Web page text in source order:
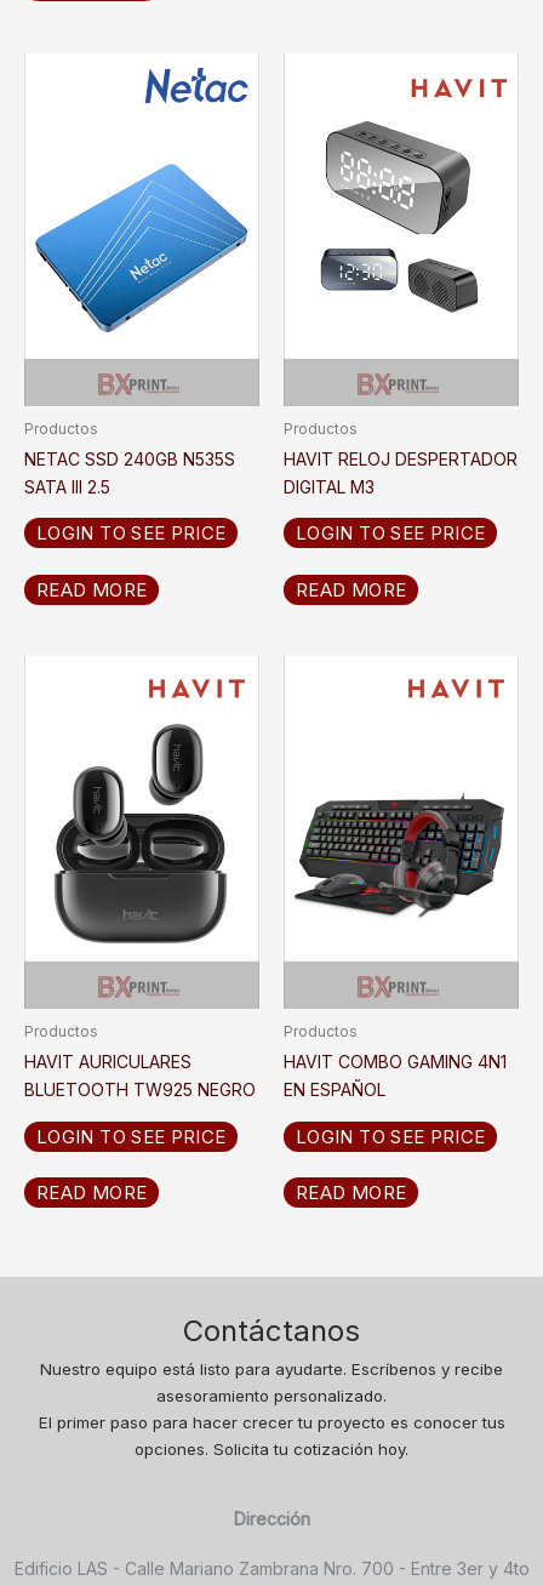
Productos
NETAC SSD 240GB N535S
SATA III 2.5
LOGIN TO SEE PRICE
READ MORE
Productos
HAVIT RELOJ DESPERTADOR
DIGITAL M3
LOGIN TO SEE PRICE
READ MORE
Productos
HAVIT AURICULARES
BLUETOOTH TW925 NEGRO
LOGIN TO SEE PRICE
READ MORE
Productos
HAVIT COMBO GAMING 4N1
EN ESPAÑOL
LOGIN TO SEE PRICE
READ MORE
Contáctanos
Nuestro equipo está listo para ayudarte. Escríbenos y recibe
asesoramiento personalizado.
El primer paso para hacer crecer tu proyecto es conocer tus
opciones. Solicita tu cotización hoy.
Dirección
Edificio LAS - Calle Mariano Zambrana Nro. 700 - Entre 3er y 4to